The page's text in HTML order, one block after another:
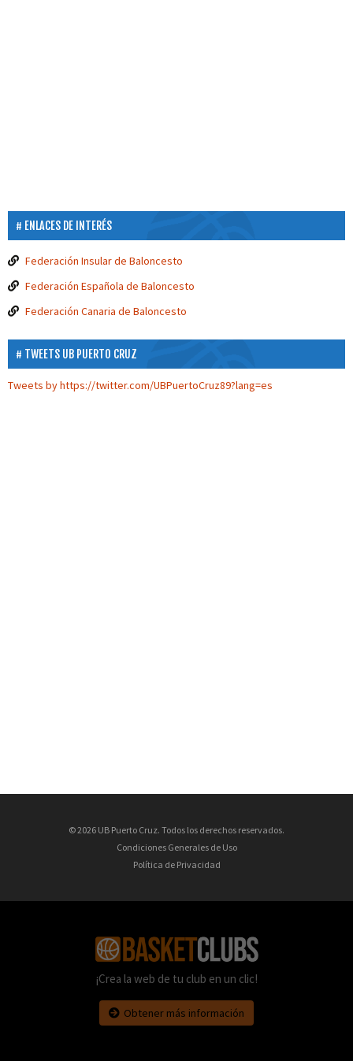
ENLACES DE INTERÉS
Federación Insular de Baloncesto
Federación Española de Baloncesto
Federación Canaria de Baloncesto
TWEETS UB PUERTO CRUZ
Tweets by https://twitter.com/UBPuertoCruz89?lang=es
© 2026 UB Puerto Cruz. Todos los derechos reservados.
Condiciones Generales de Uso
Política de Privacidad
¡Crea la web de tu club en un clic!
Obtener más información